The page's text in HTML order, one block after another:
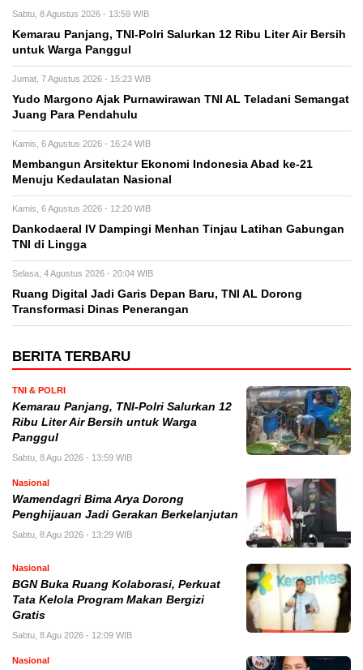
Sabtu, 8 Agustus 2026 - 13:59 WIB
Kemarau Panjang, TNI-Polri Salurkan 12 Ribu Liter Air Bersih
untuk Warga Panggul
Jumat, 7 Agustus 2026 - 15:23 WIB
Yudo Margono Ajak Purnawirawan TNI AL Teladani Semangat
Juang Para Pendahulu
Kamis, 6 Agustus 2026 - 16:24 WIB
Membangun Arsitektur Ekonomi Indonesia Abad ke-21
Menuju Kedaulatan Nasional
Kamis, 6 Agustus 2026 - 12:20 WIB
Dankodaeral IV Dampingi Menhan Tinjau Latihan Gabungan
TNI di Lingga
Selasa, 4 Agustus 2026 - 20:04 WIB
Ruang Digital Jadi Garis Depan Baru, TNI AL Dorong
Transformasi Dinas Penerangan
BERITA TERBARU
TNI & POLRI
Kemarau Panjang, TNI-Polri Salurkan 12
Ribu Liter Air Bersih untuk Warga
Panggul
Sabtu, 8 Agu 2026 - 13:59 WIB
Nasional
Wamendagri Bima Arya Dorong
Penghijauan Jadi Gerakan Berkelanjutan
Sabtu, 8 Agu 2026 - 13:29 WIB
Nasional
BGN Buka Ruang Kolaborasi, Perkuat
Tata Kelola Program Makan Bergizi
Gratis
Sabtu, 8 Agu 2026 - 12:09 WIB
Nasional